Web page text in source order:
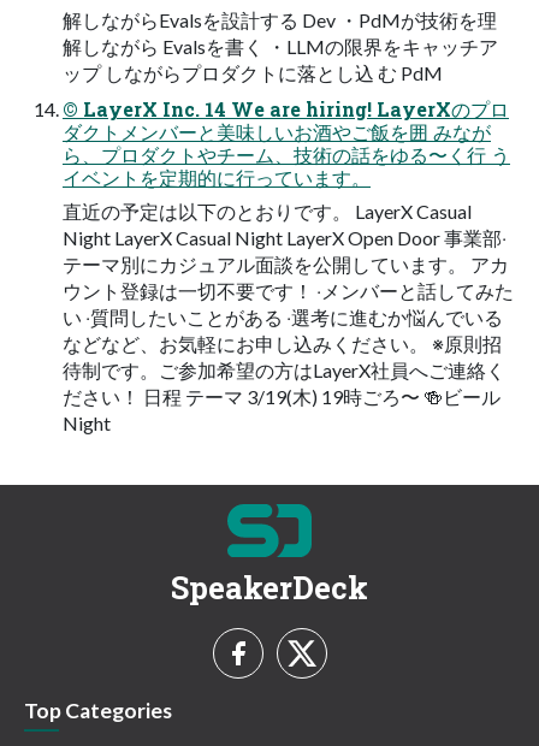
解しながらEvalsを設計する Dev ・PdMが技術を理
解しながら Evalsを書く ・LLMの限界をキャッチア
ップ しながらプロダクトに落とし込 む PdM
© LayerX Inc. 14 We are hiring! LayerXのプロ
ダクトメンバーと美味しいお酒やご飯を囲 みなが
ら、プロダクトやチーム、技術の話をゆる〜く⾏ う
イベントを定期的に⾏っています。
直近の予定は以下のとおりです。 LayerX Casual
Night LayerX Casual Night LayerX Open Door 事業部‧
テーマ別にカジュアル⾯談を公開しています。 アカ
ウント登録は⼀切不要です！ ‧メンバーと話してみた
い ‧質問したいことがある ‧選考に進むか悩んでいる
などなど、お気軽にお申し込みください。 ※原則招
待制です。ご参加希望の⽅はLayerX社員へご連絡く
ださい！ ⽇程 テーマ 3/19(⽊) 19時ごろ〜 🍻ビール
Night
SpeakerDeck
Top Categories